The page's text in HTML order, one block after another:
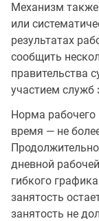
Механизм
или
результатах
сообщить
правительства
участием служб
Норма
время — не
дневной
гибкого
занятость
занятость не